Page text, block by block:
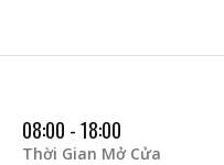
08:00 - 18:00
Thời Gian Mở Cửa